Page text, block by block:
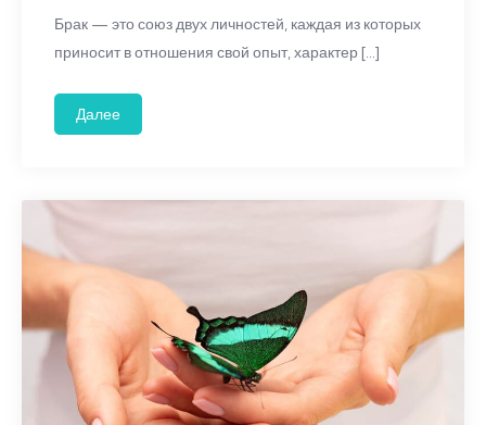
Брак — это союз двух личностей, каждая из которых
приносит в отношения свой опыт, характер […]
Далее